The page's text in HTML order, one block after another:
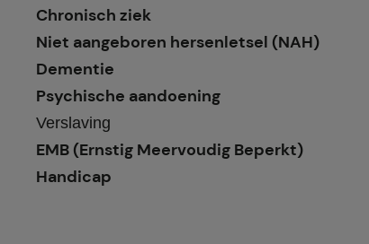
Chronisch ziek
Niet aangeboren hersenletsel (NAH)
Dementie
Psychische aandoening
Verslaving
EMB (Ernstig Meervoudig Beperkt)
Handicap